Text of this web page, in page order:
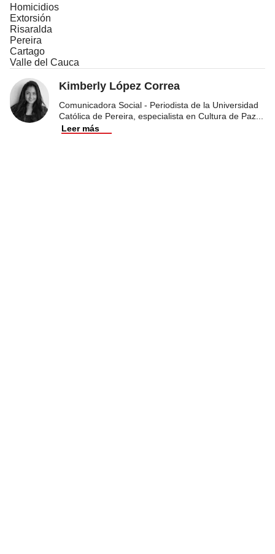
Homicidios
Extorsión
Risaralda
Pereira
Cartago
Valle del Cauca
Kimberly López Correa
Comunicadora Social - Periodista de la Universidad
Católica de Pereira, especialista en Cultura de Paz
Leer más